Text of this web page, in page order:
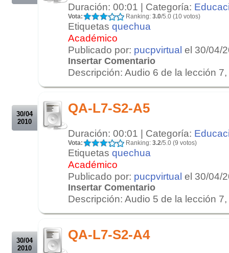
Duración: 00:01 | Categoría:
Vota: Ranking: 3.0/5.0 (10 votos)
Etiquetas quechua
Académico
Publicado por: pucpvirtual el 30/04/
Insertar Comentario
Descripción: Audio 6 de la lección
30/04
2010
QA-L7-S2-A5
Duración: 00:01 | Categoría:
Vota: Ranking: 3.2/5.0 (9 votos)
Etiquetas quechua
Académico
Publicado por: pucpvirtual el 30/04/
Insertar Comentario
Descripción: Audio 5 de la lección
30/04
2010
QA-L7-S2-A4